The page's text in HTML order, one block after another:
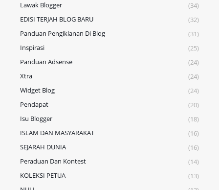
Lawak Blogger
(34)
EDISI TERJAH BLOG BARU
(32)
Panduan Pengiklanan Di Blog
(31)
Inspirasi
(25)
Panduan Adsense
(24)
Xtra
(24)
Widget Blog
(24)
Pendapat
(20)
Isu Blogger
(18)
ISLAM DAN MASYARAKAT
(16)
SEJARAH DUNIA
(16)
Peraduan Dan Kontest
(14)
KOLEKSI PETUA
(13)